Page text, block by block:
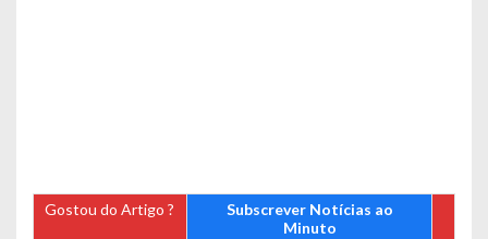
Gostou do Artigo ?
Subscrever Notícias ao
Minuto